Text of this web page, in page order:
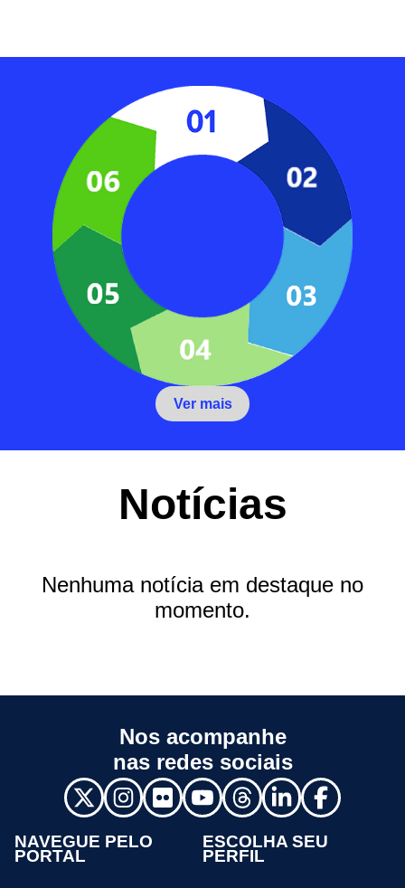
Ver mais
Notícias
Nenhuma notícia em destaque no
momento.
Nos acompanhe
nas redes sociais
NAVEGUE PELO
PORTAL
ESCOLHA SEU
PERFIL